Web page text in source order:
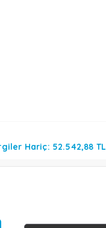
Hariç: 52.542,88 TL